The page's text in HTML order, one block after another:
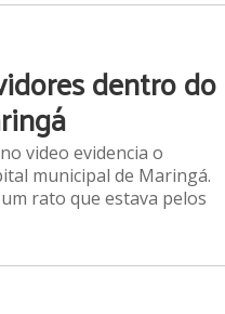
dentro do
video evidencia o
municipal de Maringá.
rato que estava pelos